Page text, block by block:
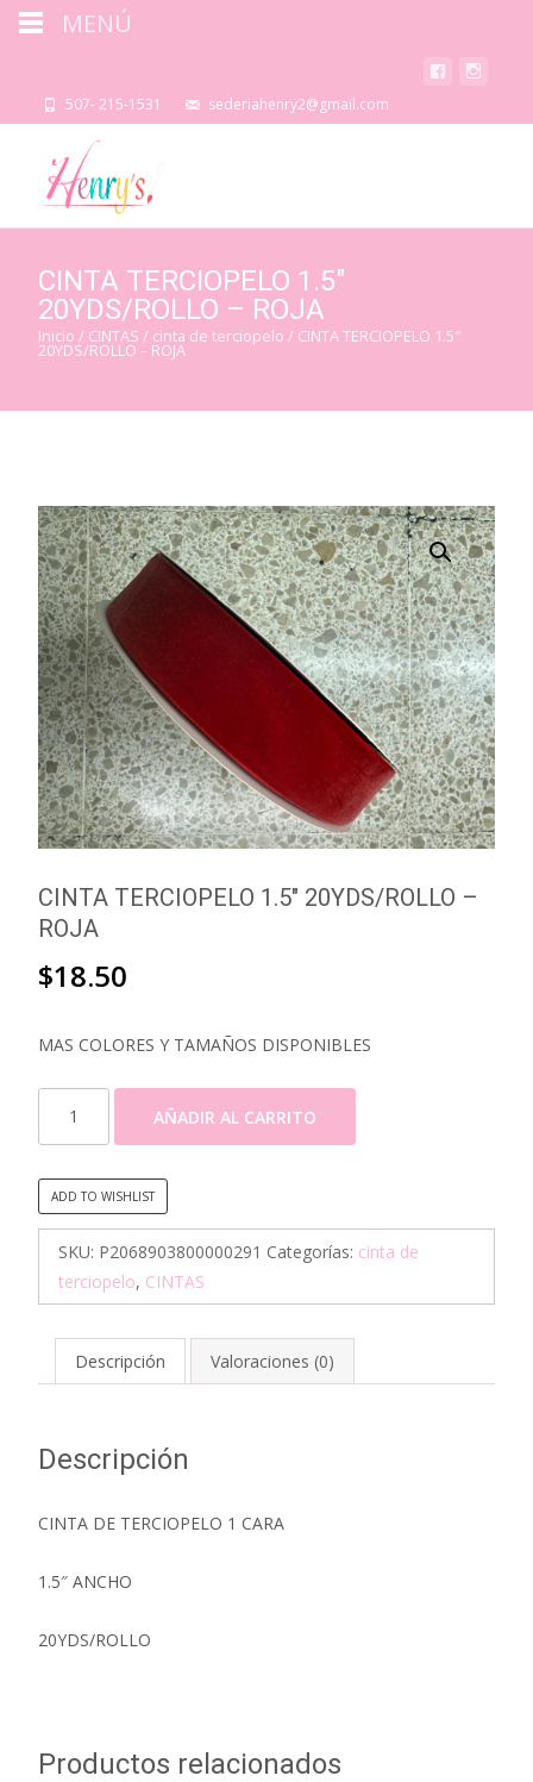
507- 215-1531 sederiahenry2@gmail.com
CINTA TERCIOPELO 1.5″
20YDS/ROLLO – ROJA
Inicio / CINTAS / cinta de terciopelo / CINTA TERCIOPELO 1.5″
20YDS/ROLLO – ROJA
CINTA TERCIOPELO 1.5″ 20YDS/ROLLO –
ROJA
$18.50
MAS COLORES Y TAMAÑOS DISPONIBLES
20YDS/ROLLO
-
ROJA
cantidad
AÑADIR AL CARRITO
ADD TO WISHLIST
SKU: P2068903800000291 Categorías: cinta de
terciopelo, CINTAS
Descripción Valoraciones (0)
Descripción
CINTA DE TERCIOPELO 1 CARA
1.5″ ANCHO
20YDS/ROLLO
Productos relacionados
MENÚ